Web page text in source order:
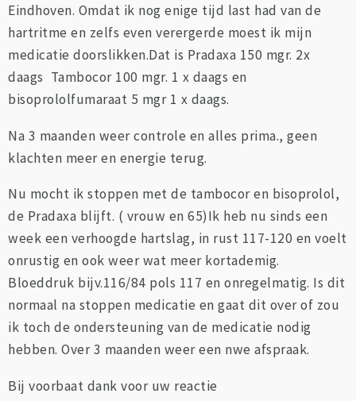
Eindhoven. Omdat ik nog enige tijd last had van de
hartritme en zelfs even verergerde moest ik mijn
medicatie doorslikken.Dat is Pradaxa 150 mgr. 2x
daags Tambocor 100 mgr. 1 x daags en
bisoprololfumaraat 5 mgr 1 x daags.
Na 3 maanden weer controle en alles prima., geen
klachten meer en energie terug.
Nu mocht ik stoppen met de tambocor en bisoprolol,
de Pradaxa blijft. ( vrouw en 65)Ik heb nu sinds een
week een verhoogde hartslag, in rust 117-120 en voelt
onrustig en ook weer wat meer kortademig.
Bloeddruk bijv.116/84 pols 117 en onregelmatig. Is dit
normaal na stoppen medicatie en gaat dit over of zou
ik toch de ondersteuning van de medicatie nodig
hebben. Over 3 maanden weer een nwe afspraak.
Bij voorbaat dank voor uw reactie